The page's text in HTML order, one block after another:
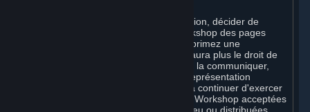
Vous pouvez, à votre entière discrétion, décider de
supprimer une Contribution au Workshop des pages
Workshop concernées. Si vous supprimez une
Contribution au Workshop, Valve n'aura plus le droit de
l'utiliser, la distribuer, la transmettre, la communiquer,
l'afficher en public ou effectuer sa représentation
publique. Toutefois, (a) Valve pourra continuer d'exercer
ces droits pour les Contributions au Workshop acceptées